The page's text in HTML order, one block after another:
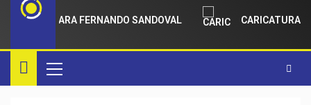
PARA FERNANDO SANDOVAL CARICATURAS